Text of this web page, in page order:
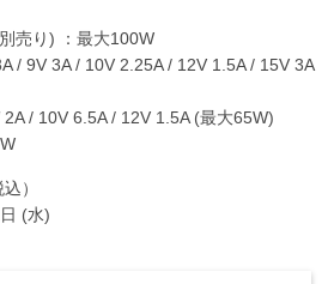
り) ：最大100W
/ 9V 3A / 10V 2.25A / 12V 1.5A / 15V 3A
10V 6.5A / 12V 1.5A (最大65W)
）
(水)